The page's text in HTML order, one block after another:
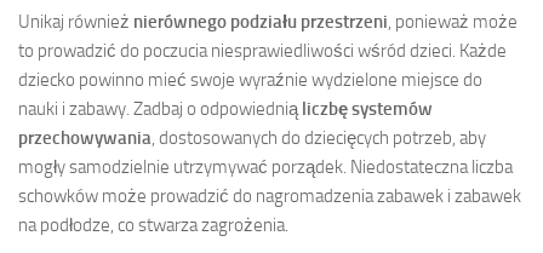
Unikaj również nierównego podziału przestrzeni , ponieważ może
to prowadzić do poczucia niesprawiedliwości wśród dzieci. Każde
dziecko powinno mieć swoje wyraźnie wydzielone miejsce do
nauki i zabawy. Zadbaj o odpowiednią liczbę systemów
przechowywania , dostosowanych do dziecięcych potrzeb, aby
mogły samodzielnie utrzymywać porządek. Niedostateczna liczba
schowków może prowadzić do nagromadzenia zabawek i zabawek
na podłodze, co stwarza zagrożenia.